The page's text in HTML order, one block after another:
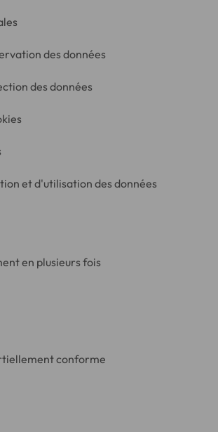
des données
des données
et d'utilisation des données
en plusieurs fois
conforme